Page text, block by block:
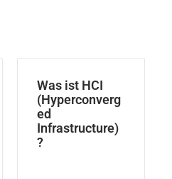
Was ist HCI
(Hyperconverg
ed
Infrastructure)
?